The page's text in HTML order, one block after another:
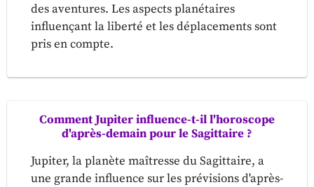
des aventures. Les aspects planétaires
influençant la liberté et les déplacements sont
pris en compte.
Comment Jupiter influence-t-il l'horoscope
d'après-demain pour le Sagittaire ?
Jupiter, la planète maîtresse du Sagittaire, a
une grande influence sur les prévisions d'après-